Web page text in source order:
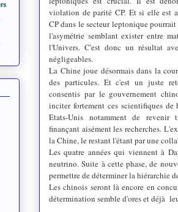
violation de parité CP. Et si elle est
CP dans le secteur leptonique
l'asymétrie semblant exister entre
l'Univers. C'est donc un résultat
négligeables.
La Chine joue désormais dans la
des particules. Et c'est un juste
consentis par le gouvernement
inciter fortement ces scientifiques de
Etats-Unis notamment de revenir
finançant aisément les recherches.
la Chine, le restant l'étant par une
Les quatre années qui viennent à
neutrino. Suite à cette phase, de
permettre de déterminer la hiérarchie
Les chinois seront là encore en
détermination semble d'ores et déjà